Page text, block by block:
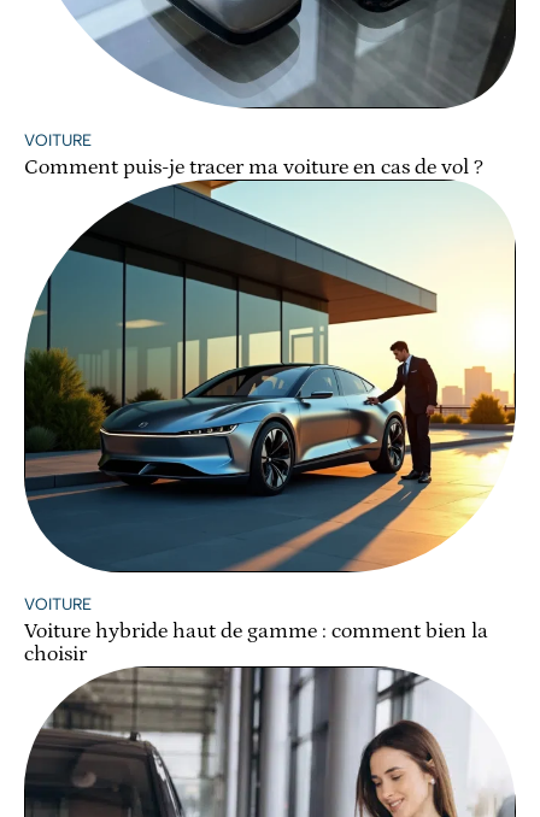
VOITURE
Comment puis-je tracer ma voiture en cas de vol ?
VOITURE
Voiture hybride haut de gamme : comment bien la
choisir